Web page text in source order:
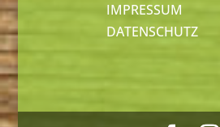
IMPRESSUM
DATENSCHUTZ